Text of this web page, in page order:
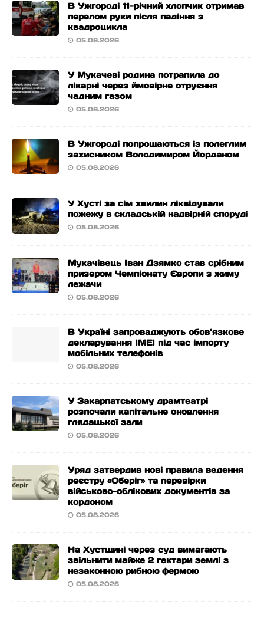
В Ужгороді 11-річний хлопчик отримав
перелом руки після падіння з
квадроцикла
05.08.2026
У Мукачеві родина потрапила до
лікарні через ймовірне отруєння
чадним газом
05.08.2026
В Ужгороді попрощаються із полеглим
захисником Володимиром Йорданом
05.08.2026
У Хусті за сім хвилин ліквідували
пожежу в складській надвірній споруді
05.08.2026
Мукачівець Іван Дзямко став срібним
призером Чемпіонату Європи з жиму
лежачи
05.08.2026
В Україні запроваджують обов’язкове
декларування IMEI під час імпорту
мобільних телефонів
05.08.2026
У Закарпатському драмтеатрі
розпочали капітальне оновлення
глядацької зали
05.08.2026
Уряд затвердив нові правила ведення
реєстру «Оберіг» та перевірки
військово-облікових документів за
кордоном
05.08.2026
На Хустщині через суд вимагають
звільнити майже 2 гектари землі з
незаконною рибною фермою
05.08.2026